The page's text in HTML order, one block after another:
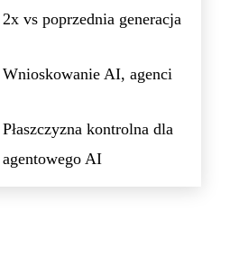
2x vs poprzednia generacja
Wnioskowanie AI, agenci
Płaszczyzna kontrolna dla
agentowego AI